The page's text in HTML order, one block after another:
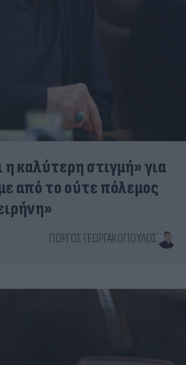
η καλύτερη στιγμή» για
από το ούτε πόλεμος
ΓΙΏΡΓΟΣ ΓΕΩΡΓΑΚΌΠΟΥΛΟΣ